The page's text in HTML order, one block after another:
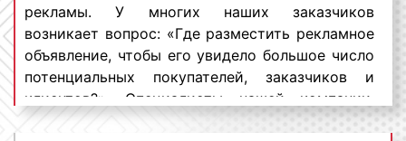
на мониторах, то на стоимость влияет
продолжительность или длина
рекламного ролика и частота выхода
рекламного материала. Когда речь идет о
бортовой рекламе, то цена зависит от
квадратуры нанесения рекламного
рекламы. У многих наших заказчиков
возникает вопрос: «Где разместить рекламное
объявление, чтобы его увидело большое число
потенциальных покупателей, заказчиков и
клиентов?». Специалисты нашей компании,
отвечая на данный вопрос, сообщают, что